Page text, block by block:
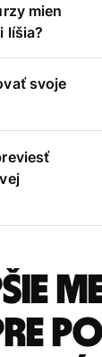
mien
líšia?
svoje